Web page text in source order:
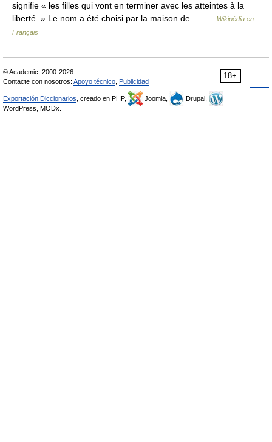
signifie « les filles qui vont en terminer avec les atteintes à la
liberté. » Le nom a été choisi par la maison de… …
Wikipédia en
Français
18+
© Academic, 2000-2026
Contacte con nosotros: Apoyo técnico Publicidad
Exportación Diccionarios , creado en PHP, Joomla,
Drupal,
WordPress, MODx.